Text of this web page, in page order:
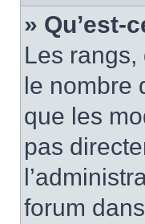
» Qu’est-
Les rangs,
le nombre
que les
pas
forum